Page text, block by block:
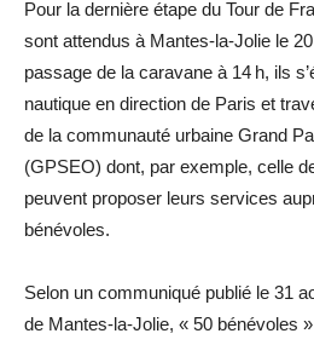
Pour la dernière étape du Tour de
sont attendus à Mantes-la-Jolie le
passage de la caravane à 14 h, ils
nautique en direction de Paris et
de la communauté urbaine Grand
(GPSEO) dont, par exemple, celle
peuvent proposer leurs services
bénévoles.
Selon un communiqué publié le 31
de Mantes-la-Jolie, « 50 bénévoles